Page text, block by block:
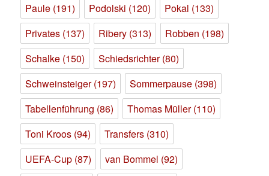
Paule (191) Podolski (120) Pokal (133)
Privates (137) Ribery (313) Robben (198)
Schalke (150) Schiedsrichter(80)
Schweinsteiger(197) Sommerpause (398)
Tabellenführung (86) Thomas Müller(110)
Toni Kroos (94) Transfers (310)
UEFA-Cup (87) van Bommel (92)